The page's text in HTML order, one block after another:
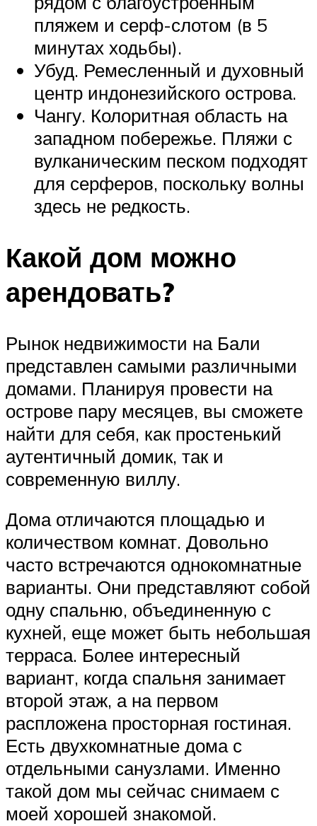
пляжем и серф-слотом (в 5
минутах ходьбы).
Убуд. Ремесленный и духовный
центр индонезийского острова.
Чангу. Колоритная область на
западном побережье. Пляжи с
вулканическим песком подходят
для серферов, поскольку волны
здесь не редкость.
Какой дом можно
арендовать?
Рынок недвижимости на Бали
представлен самыми различными
домами. Планируя провести на
острове пару месяцев, вы сможете
найти для себя, как простенький
аутентичный домик, так и
современную виллу.
Дома отличаются площадью и
количеством комнат. Довольно
часто встречаются однокомнатные
варианты. Они представляют собой
одну спальню, объединенную с
кухней, еще может быть небольшая
терраса. Более интересный
вариант, когда спальня занимает
второй этаж, а на первом
распложена просторная гостиная.
Есть двухкомнатные дома с
отдельными санузлами. Именно
такой дом мы сейчас снимаем с
моей хорошей знакомой.